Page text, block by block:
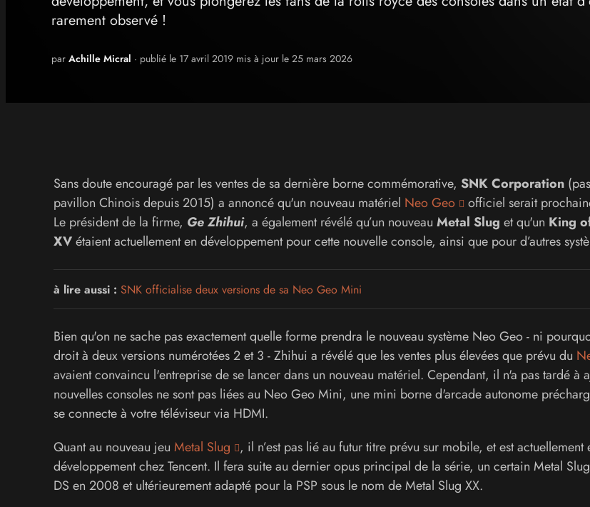
rarement observé !
par Achille Micral · publié le 17 avril 2019 mis à jour le 25 mars 2026
Sans doute encouragé par les ventes de sa dernière borne commémorative, SNK Corporation
pavillon Chinois depuis 2015) a annoncé qu'un nouveau matériel Neo Geo
officiel serait
Le président de la firme, Ge Zhihui, a également révélé qu’un nouveau Metal Slug et qu'un King
XVétaient actuellement en développement pour cette nouvelle console, ainsi que pour d’autres
à lire aussi : SNK officialise deux versions de sa Neo Geo Mini
Bien qu'on ne sache pas exactement quelle forme prendra le nouveau système Neo Geo - ni
droit à deux versions numérotées 2 et 3 - Zhihui a révélé que les ventes plus élevées que prévu du
avaient convaincu l'entreprise de se lancer dans un nouveau matériel. Cependant, il n'a pas tardé à
nouvelles consoles ne sont pas liées au Neo Geo Mini, une mini borne d'arcade autonome
se connecte à votre téléviseur via HDMI.
Quant au nouveau jeu Metal Slug , il n’est pas lié au futur titre prévu sur mobile, et est actuellement
développement chez Tencent. Il fera suite au dernier opus principal de la série, un certain Metal
DS en 2008 et ultérieurement adapté pour la PSP sous le nom de Metal Slug XX.